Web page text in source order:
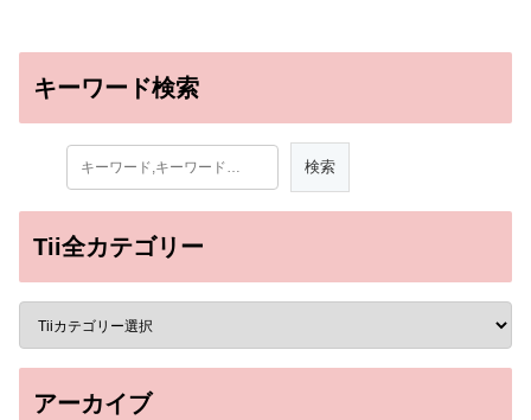
キーワード検索
Tii全カテゴリー
アーカイブ